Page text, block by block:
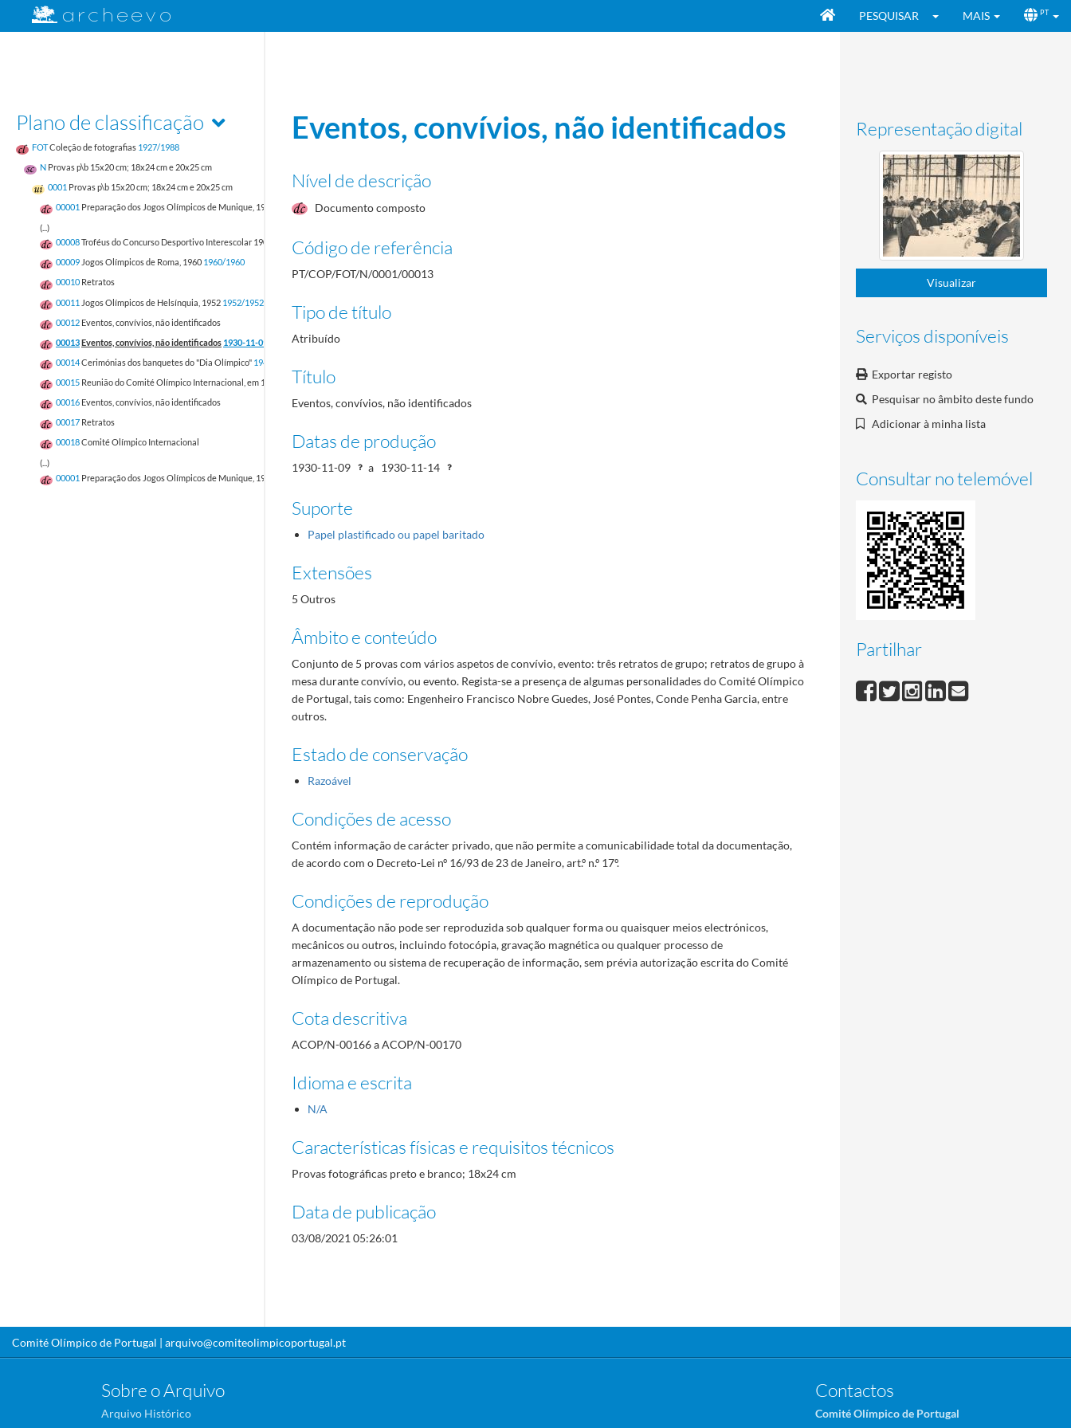
PESQUISAR MAIS PT
Plano de classificação
FOTColeção de fotografias 1927/1988
N Provas p\b 15x20 cm; 18x24 cm e 20x25 cm
0001 Provas p\b 15x20 cm; 18x24 cm e 20x25 cm
00001 Preparação dos Jogos Olímpicos de Munique, 1972 1970/1972
(...)
00008Troféus do Concurso Desportivo Interescolar 1909 - Liceu Passos Manuel
1909/1909
00009 Jogos Olímpicos de Roma, 1960 1960/1960
00010 Retratos
00011 Jogos Olímpicos de Helsínquia, 1952 1952/1952
00012 Eventos, convívios, não identificados
00013Eventos, convívios, não identificados 1930-11-09/1930-11-14
00014Cerimónias dos banquetes do "Dia Olímpico" 1947-06-12/1948-06
00015 Reunião do Comité Olímpico Internacional, em 1926
1926/1926
00016 Eventos, convívios, não identificados
00017 Retratos
00018Comité Olímpico Internacional
(...)
00001 Preparação dos Jogos Olímpicos de Munique, 1972
Representação digital
Visualizar
Serviços disponíveis
Exportar registo
Pesquisar no âmbito deste fundo
Adicionar à minha lista
Consultar no telemóvel
Partilhar
Eventos, convívios, não identificados
Nível de descrição
Documento composto
Código de referência
PT/COP/FOT/N/0001/00013
Tipo de título
Atribuído
Título
Eventos, convívios, não identificados
Datas de produção
1930-11-09 a 1930-11-14
Suporte
Papel plastificado ou papel baritado
Extensões
5 Outros
Âmbito e conteúdo
Conjunto de 5 provas com vários aspetos de convívio, evento: três retratos de grupo; retratos de grupo à
mesa durante convívio, ou evento. Regista-se a presença de algumas personalidades do Comité Olímpico
de Portugal, tais como: Engenheiro Francisco Nobre Guedes, José Pontes, Conde Penha Garcia, entre
outros.
Estado de conservação
Razoável
Condições de acesso
Contém informação de carácter privado, que não permite a comunicabilidade total da documentação,
de acordo com o Decreto-Lei nº 16/93 de 23 de Janeiro, art.º n.º 17º.
Condições de reprodução
A documentação não pode ser reproduzida sob qualquer forma ou quaisquer meios electrónicos,
mecânicos ou outros, incluindo fotocópia, gravação magnética ou qualquer processo de
armazenamento ou sistema de recuperação de informação, sem prévia autorização escrita do Comité
Olímpico de Portugal.
Cota descritiva
ACOP/N-00166 a ACOP/N-00170
Idioma e escrita
N/A
Características físicas e requisitos técnicos
Provas fotográficas preto e branco; 18x24 cm
Data de publicação
03/08/2021 05:26:01
Comité Olímpico de Portugal | arquivo@comiteolimpicoportugal.pt
Sobre o Arquivo
Arquivo Histórico
Contactos
Comité Olímpico de Portugal